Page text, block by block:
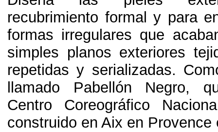
recubrimiento formal y para
formas irregulares que
simples planos exteriores
repetidas y serializadas.
llamado Pabellón Negro,
Centro Coreográfico
construido en Aix en Provence